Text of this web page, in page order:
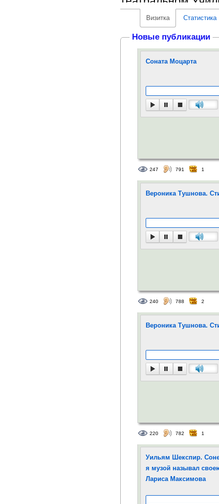
В моем
прозаические.
Регистрация:1
Визитка Статистика
Новые публикации
Соната Моцарта
247 791 1
Вероника Тушнова.
240 788 2
Вероника Тушнова.
220 782 1
Уильям Шекспир.
я музой называл
Лариса Максимова